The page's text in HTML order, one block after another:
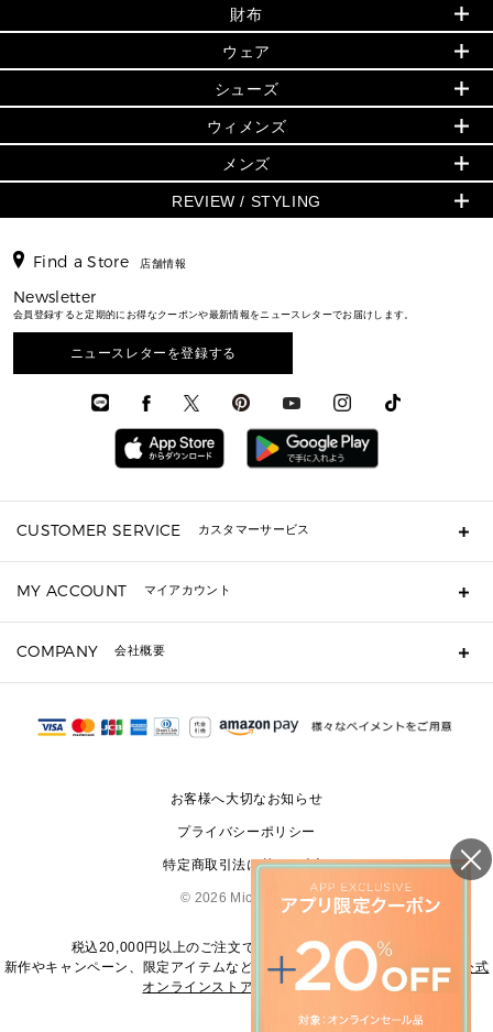
小物
シューズ・靴
ウェア
アクセサリー
時計
▶ メンズ
バッグ
時計
追加アイテム
▶ ウィメンズすべて(ウェア・シューズ除く)
バッグ
財布・小物
ウェア
シューズ
時計・ジュエリー
メンズ バッグ
メンズ 財布・小物
メンズ ウェア
メンズ 時計・その他
▶ すべて
▶ ウィメンズすべて
財布・小物
アクセサリー
フレグランス
シューズ
メンズ財布・小物
メンズアクセサリー
メンズシューズ
メンズウェア
人気の定番アイテム
日本限定 - バッグ
▶ ウィメンズすべて
トートバッグ
ショルダーバッグ
クロスボディ・斜め掛け
3 IN 1 / 2 IN 1 バッグ
▶ メンズすべて
財布
日本限定 - 財布・小物
▶ ウィメンズすべて
GREENWICH
折り財布(二つ折り・三つ折り)
長財布
お財布レビュー ▸
ウェア
▶ ウィメンズすべて
トップス
スカート・パンツ
ジャケット・アウター
シューズ
▶ ウィメンズすべて
サンダル
スニーカー
ウィメンズ
人気の定番アイテム
▶ ウィメンズすべて
▶ バッグすべて
通勤・通学アイテム
▶ 財布すべて
ミニ財布・フラグメントケース
折り財布(二つ折り・三つ折り)
長財布
▶ 小物すべて
キーケース
定期ケース・カードケース・名刺入れ
ポーチ
サンダル
パンプス・フラット
▶ アクセサリー(チャーム・ストラップ・サングラス)
▶ 時計
▶ ジュエリー
メンズ
▶ メンズすべて
シューズ・靴
ウェア
REVIEW / STYLING
エディターレビュー
Find a Store 店舗情報
Newsletter
会員登録すると定期的にお得なクーポンや最新情報をニュースレターでお届けします。
ニュースレターを登録する
CUSTOMER SERVICE カスタマーサービス
ギフト用にラッピングができますか？
ショッピングバッグを購入商品分送ってもらえますか？
注文後に完了メールが受信できないのですが？
サイズ交換はできますか？
MY ACCOUNT マイアカウント
COMPANY 会社概要
会社概要
お客様へ大切なお知らせ
プライバシーポリシー
特定商取引法に基づく表記
© 2026 Michael Kors
税込20,000円以上のご注文で送料無料にてお届けします
新作やキャンペーン、限定アイテムなどの最新情報は、
マイケル・コース公式
オンラインストア
をご覧ください